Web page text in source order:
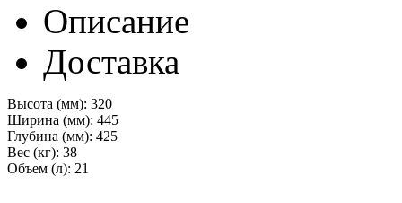
Описание
Доставка
Высота (мм): 320
Ширина (мм): 445
Глубина (мм): 425
Вес (кг): 38
Объем (л): 21